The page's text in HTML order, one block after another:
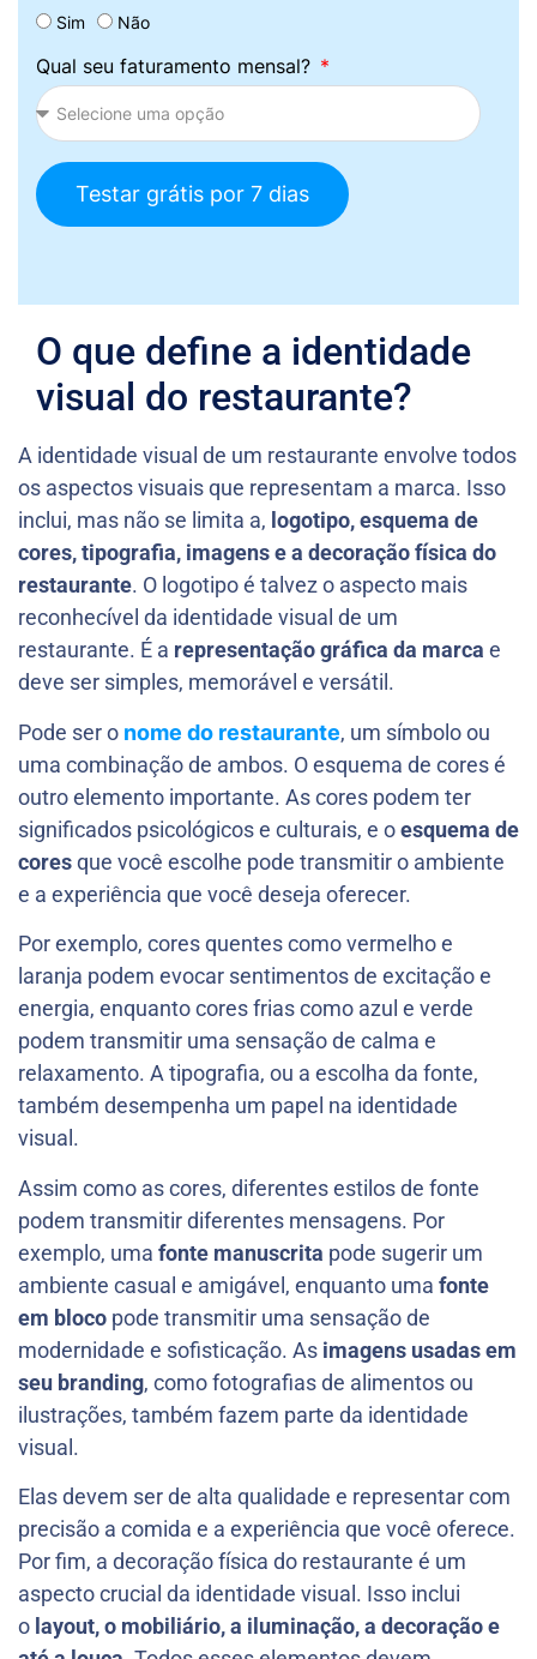
Sim Não
Qual seu faturamento mensal?
Testar grátis por 7 dias
O que define a identidade
visual do restaurante?
A identidade visual de um restaurante envolve todos
os aspectos visuais que representam a marca. Isso
inclui, mas não se limita a, logotipo, esquema de
cores, tipografia, imagens e a decoração física do
restaurante. O logotipo é talvez o aspecto mais
reconhecível da identidade visual de um
restaurante. É a representação gráfica da marca e
deve ser simples, memorável e versátil.
Pode ser o nome do restaurante, um símbolo ou
uma combinação de ambos. O esquema de cores é
outro elemento importante. As cores podem ter
significados psicológicos e culturais, e oesquema de
coresque você escolhe pode transmitir o ambiente
e a experiência que você deseja oferecer.
Por exemplo, cores quentes como vermelho e
laranja podem evocar sentimentos de excitação e
energia, enquanto cores frias como azul e verde
podem transmitir uma sensação de calma e
relaxamento. A tipografia, ou a escolha da fonte,
também desempenha um papel na identidade
visual.
Assim como as cores, diferentes estilos de fonte
podem transmitir diferentes mensagens. Por
exemplo, uma fonte manuscrita pode sugerir um
ambiente casual e amigável, enquanto uma fonte
em bloco pode transmitir uma sensação de
modernidade e sofisticação. As imagens usadas em
seu branding, como fotografias de alimentos ou
ilustrações, também fazem parte da identidade
visual.
Elas devem ser de alta qualidade e representar com
precisão a comida e a experiência que você oferece.
Por fim, a decoração física do restaurante é um
aspecto crucial da identidade visual. Isso inclui
o layout, o mobiliário, a iluminação, a decoração e